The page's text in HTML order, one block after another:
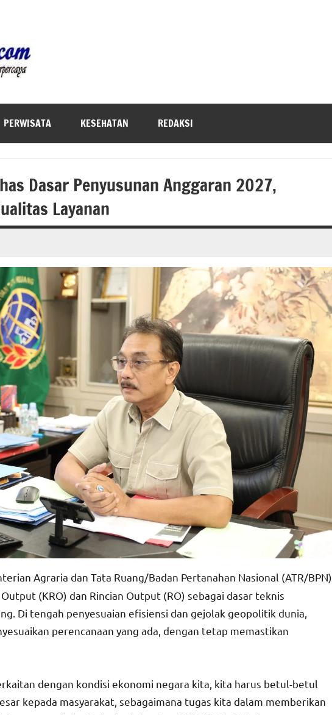
PERWISATA KESEHATAN REDAKSI
Dasar Penyusunan Anggaran 2027,
Layanan
Agraria dan Tata Ruang/Badan Pertanahan Nasional (ATR/BPN)
(KRO) dan Rincian Output (RO) sebagai dasar teknis
Di tengah penyesuaian efisiensi dan gejolak geopolitik dunia,
perencanaan yang ada, dengan tetap memastikan
dengan kondisi ekonomi negara kita, kita harus betul-betul
kepada masyarakat, sebagaimana tugas kita dalam memberikan